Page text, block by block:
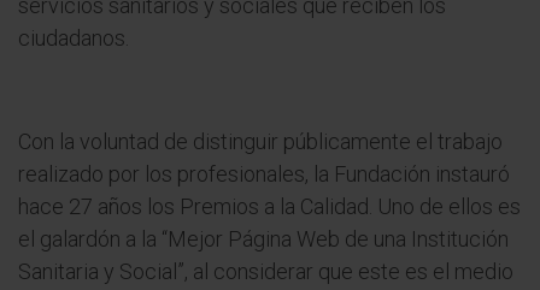
servicios sanitarios y sociales que reciben los
ciudadanos.
Con la voluntad de distinguir públicamente el trabajo
realizado por los profesionales, la Fundación instauró
hace 27 años los Premios a la Calidad. Uno de ellos es
el galardón a la “Mejor Página Web de una Institución
Sanitaria y Social”, al considerar que este es el medio